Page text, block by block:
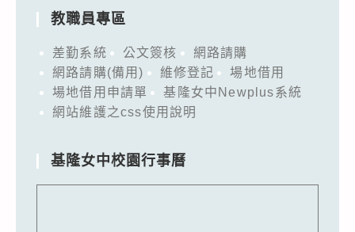
教職員專區
差勤系統 公文簽核
網路請購
網路請購(備用)
維修登記
場地借用
場地借用申請單
基隆女中Newplus系統
網站維護之css使用說明
基隆女中校園行事曆